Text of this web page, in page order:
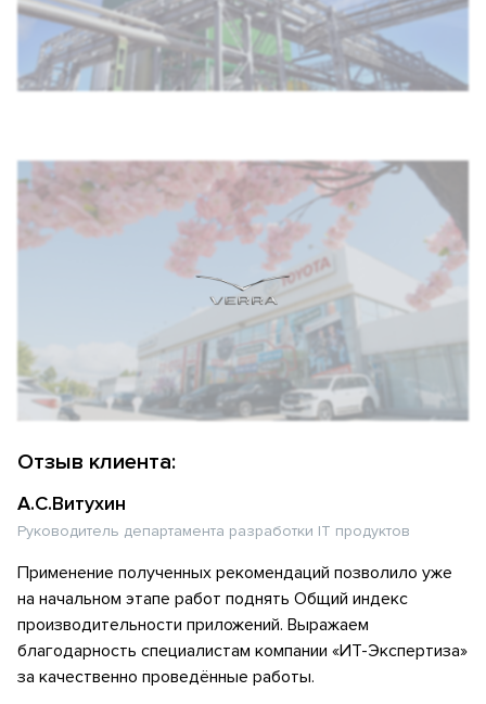
Отзыв клиента:
А.С.Витухин
Руководитель департамента разработки IT продуктов
Применение полученных рекомендаций позволило уже
на начальном этапе работ поднять Общий индекс
производительности приложений. Выражаем
благодарность специалистам компании «ИТ-Экспертиза»
за качественно проведённые работы.